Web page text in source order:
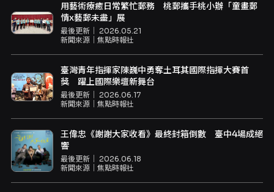
用藝術療癒日常繁忙郵務 桃郵攜手桃小辦「童畫郵
情x藝郵未盡」展
最後更新｜ 2026.05.21
新聞來源｜ 焦點時報社
臺灣青年指揮家陳巍中勇奪土耳其國際指揮大賽首
獎 躍上國際樂壇新舞台
最後更新｜ 2026.06.17
新聞來源｜ 焦點時報社
王偉忠《謝謝大家收看》最終封箱倒數 臺中4場成絕
響
最後更新｜ 2026.06.18
新聞來源｜ 焦點時報社